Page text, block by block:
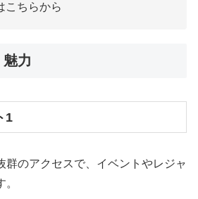
こちらから
力
1
群のアクセスで、イベントやレジャ